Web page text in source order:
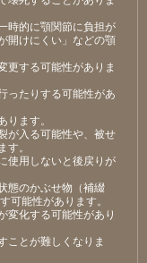
時的に顎関節に負担が
開けにくい」などの顎
更する可能性がありま
ったりする可能性があ
ます。
が入る可能性や、被せ
。
使用しないと後戻りが
態のかぶせ物（補綴
可能性があります。
変化する可能性があり
ことが難しくなりま